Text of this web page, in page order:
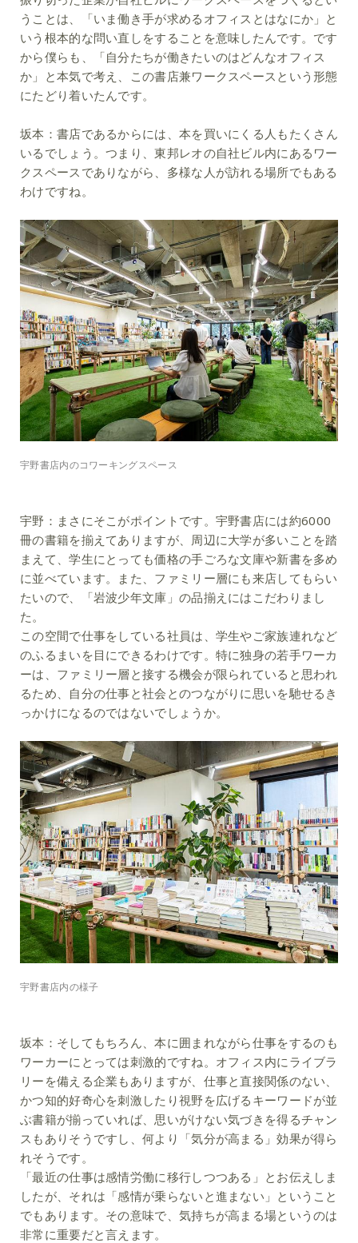
うことは、「いま働き手が求めるオフィスとはなにか」と
いう根本的な問い直しをすることを意味したんです。です
から僕らも、「自分たちが働きたいのはどんなオフィス
か」と本気で考え、この書店兼ワークスペースという形態
にたどり着いたんです。
坂本： 書店であるからには、本を買いにくる人もたくさん
いるでしょう。つまり、東邦レオの自社ビル内にあるワー
クスペースでありながら、多様な人が訪れる場所でもある
わけですね。
宇野書店内のコワーキングスペース
宇野： まさにそこがポイントです。宇野書店には約6000
冊の書籍を揃えてありますが、周辺に大学が多いことを踏
まえて、学生にとっても価格の手ごろな文庫や新書を多め
に並べています。また、ファミリー層にも来店してもらい
たいので、「岩波少年文庫」の品揃えにはこだわりまし
た。
この空間で仕事をしている社員は、学生やご家族連れなど
のふるまいを目にできるわけです。特に独身の若手ワーカ
ーは、ファミリー層と接する機会が限られていると思われ
るため、自分の仕事と社会とのつながりに思いを馳せるき
っかけになるのではないでしょうか。
宇野書店内の様子
坂本： そしてもちろん、本に囲まれながら仕事をするのも
ワーカーにとっては刺激的ですね。オフィス内にライブラ
リーを備える企業もありますが、仕事と直接関係のない、
かつ知的好奇心を刺激したり視野を広げるキーワードが並
ぶ書籍が揃っていれば、思いがけない気づきを得るチャン
スもありそうですし、何より「気分が高まる」効果が得ら
れそうです。
「最近の仕事は感情労働に移行しつつある」とお伝えしま
したが、それは「感情が乗らないと進まない」ということ
でもあります。その意味で、気持ちが高まる場というのは
非常に重要だと言えます。